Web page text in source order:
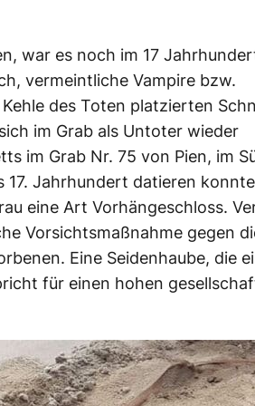
war es noch im 17
vermeintliche Vampire bzw.
des Toten platzierten
im Grab als Untoter wieder
im Grab Nr. 75 von Pien, im
17. Jahrhundert datieren
eine Art Vorhängeschloss.
Vorsichtsmaßnahme gegen
Eine Seidenhaube, die
für einen hohen